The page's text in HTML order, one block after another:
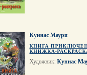
Куннас Маури
КНИГА
КНИЖКА-
Художник: Куннас